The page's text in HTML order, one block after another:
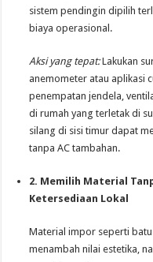
sistem pendingin dipilih
biaya operasional.
Aksi yang tepat:Lakukan
anemometer atau aplikasi
penempatan jendela,
di rumah yang terletak di
silang di sisi timur dapat
tanpa AC tambahan.
2. Memilih Material
Ketersediaan Lokal
Material impor seperti
menambah nilai estetika,